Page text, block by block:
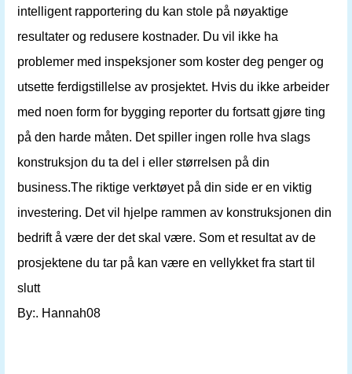
intelligent rapportering du kan stole på nøyaktige
resultater og redusere kostnader. Du vil ikke ha
problemer med inspeksjoner som koster deg penger og
utsette ferdigstillelse av prosjektet. Hvis du ikke arbeider
med noen form for bygging reporter du fortsatt gjøre ting
på den harde måten. Det spiller ingen rolle hva slags
konstruksjon du ta del i eller størrelsen på din
business.The riktige verktøyet på din side er en viktig
investering. Det vil hjelpe rammen av konstruksjonen din
bedrift å være der det skal være. Som et resultat av de
prosjektene du tar på kan være en vellykket fra start til
slutt
By:. Hannah08